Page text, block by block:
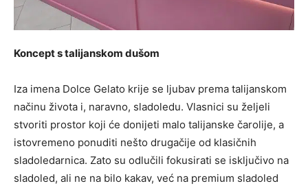
Koncept s talijanskom dušom
Iza imena Dolce Gelato krije se ljubav prema talijanskom
načinu života i, naravno, sladoledu. Vlasnici su željeli
stvoriti prostor koji će donijeti malo talijanske čarolije, a
istovremeno ponuditi nešto drugačije od klasičnih
sladoledarnica. Zato su odlučili fokusirati se isključivo na
sladoled, ali ne na bilo kakav, već na premium sladoled